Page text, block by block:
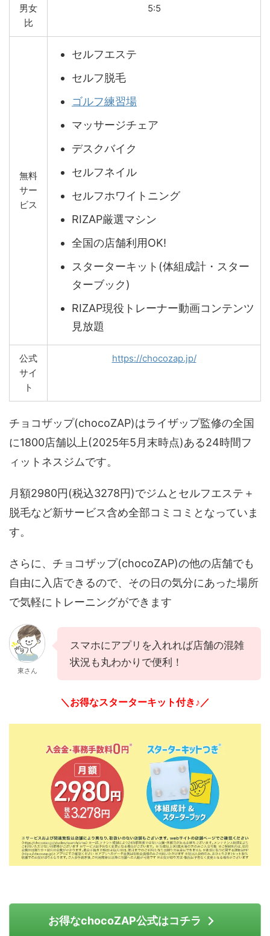
男女
比
5:5
無料
サー
ビス
セルフエステ
セルフ脱毛
ゴルフ練習場
マッサージチェア
デスクバイク
セルフネイル
セルフホワイトニング
RIZAP厳選マシン
全国の店舗利用OK!
スターターキット(体組成計・スター
ターブック)
RIZAP現役トレーナー動画コンテンツ
見放題
公式
サイ
ト
https://chocozap.jp/
チョコザップ(chocoZAP)はライザップ監修の全国
に1800店舗以上(2025年5月末時点)ある24時間フ
ィットネスジムです。
月額2980円(税込3278円)でジムとセルフエステ＋
脱毛など新サービス含め全部コミコミとなっていま
す。
さらに、チョコザップ(chocoZAP)の他の店舗でも
自由に入店できるので、その日の気分にあった場所
で気軽にトレーニングができます
東さん
スマホにアプリを入れれば店舗の混雑
状況も丸わかりで便利！
＼お得なスターターキット付き♪／
お得なchocoZAP公式はコチラ